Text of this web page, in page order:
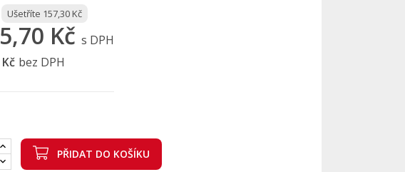
Ušetříte 157,30 Kč
Kč s DPH
bez DPH
PŘIDAT DO KOŠÍKU